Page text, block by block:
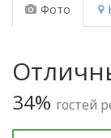
Фото
34% гостей